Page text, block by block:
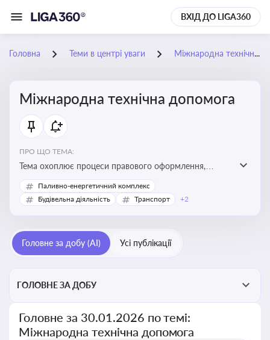
ВХІД ДО LIGA360
Головна Теми в центрі уваги Міжнародна технічна допомога
Міжнародна технічна допомога
ПРО ЩО ТЕМА:
Тема охоплює процеси правового оформлення,
адміністрування і контролю технічної допомоги, що
надається Україні з-за кордону, і є критично
Паливно-енергетичний комплекс
Будівельна діяльність
Транспорт +2
Головне за добу (AI) Усі публікації
ГОЛОВНЕ ЗА ДОБУ
Головне за 30.01.2026 по темі:
Міжнародна технічна допомога